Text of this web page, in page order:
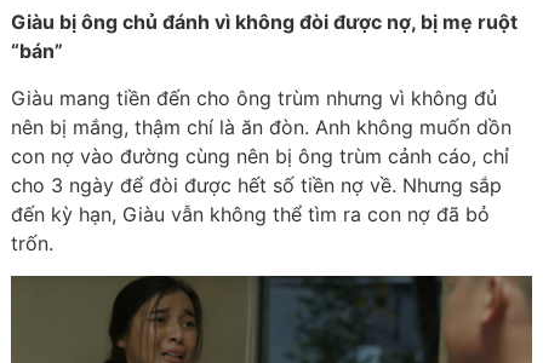
Giàu bị ông chủ đánh vì không đòi được nợ, bị mẹ ruột
“bán”
Giàu mang tiền đến cho ông trùm nhưng vì không đủ
nên bị mắng, thậm chí là ăn đòn. Anh không muốn dồn
con nợ vào đường cùng nên bị ông trùm cảnh cáo, chỉ
cho 3 ngày để đòi được hết số tiền nợ về. Nhưng sắp
đến kỳ hạn, Giàu vẫn không thể tìm ra con nợ đã bỏ
trốn.